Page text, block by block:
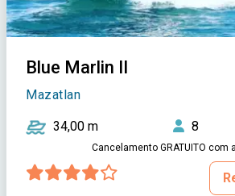
Blue Marlin II
Mazatlan
34,00 m 8
Cancelamento GRATUITO com